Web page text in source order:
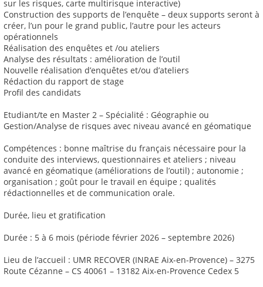
sur les risques, carte multirisque interactive)
Construction des supports de l’enquête – deux supports seront à
créer, l’un pour le grand public, l’autre pour les acteurs
opérationnels
Réalisation des enquêtes et /ou ateliers
Analyse des résultats : amélioration de l’outil
Nouvelle réalisation d’enquêtes et/ou d’ateliers
Rédaction du rapport de stage
Profil des candidats
Etudiant/te en Master 2 – Spécialité : Géographie ou
Gestion/Analyse de risques avec niveau avancé en géomatique
Compétences : bonne maîtrise du français nécessaire pour la
conduite des interviews, questionnaires et ateliers ; niveau
avancé en géomatique (améliorations de l’outil) ; autonomie ;
organisation ; goût pour le travail en équipe ; qualités
rédactionnelles et de communication orale.
Durée, lieu et gratification
Durée : 5 à 6 mois (période février 2026 – septembre 2026)
Lieu de l’accueil : UMR RECOVER (INRAE Aix-en-Provence) – 3275
Route Cézanne – CS 40061 – 13182 Aix-en-Provence Cedex 5